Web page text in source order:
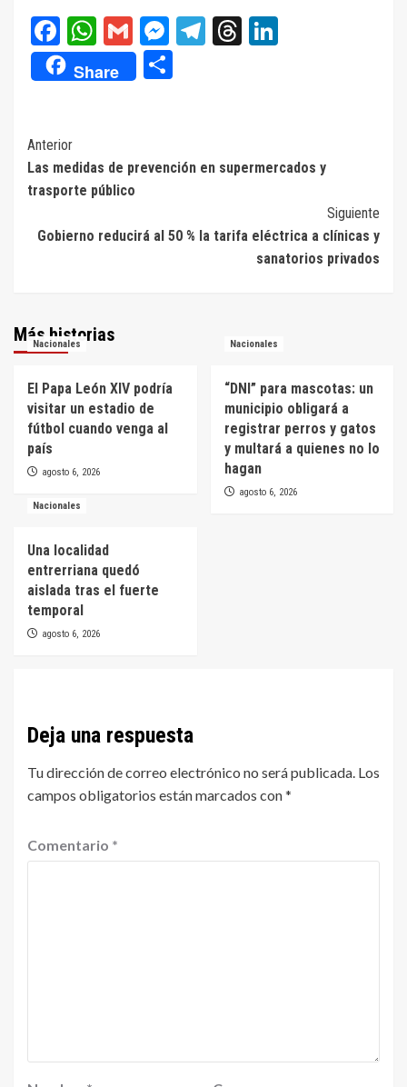
Facebook
WhatsApp
GmailMessenger
Telegram
Threads
Share
Navegación
de
entradas
Anterior
Las medidas de prevención en supermercados y
trasporte público
Siguiente
Gobierno reducirá al 50 % la tarifa eléctrica a clínicas y
sanatorios privados
Más historias
Nacionales
El Papa León XIV podría
visitar un estadio de
fútbol cuando venga al
país
agosto 6, 2026
Nacionales
“DNI” para mascotas: un
municipio obligará a
registrar perros y gatos
y multará a quienes no lo
hagan
agosto 6, 2026
Nacionales
Una localidad
entrerriana quedó
aislada tras el fuerte
temporal
agosto 6, 2026
Deja una respuesta
Tu dirección de correo electrónico no será publicada. Los
campos obligatorios están marcados con*
Comentario *